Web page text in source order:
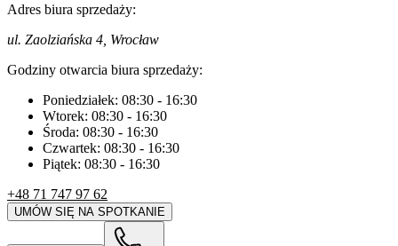
Adres biura sprzedaży:
ul. Zaolziańska 4, Wrocław
Godziny otwarcia biura sprzedaży:
Poniedziałek: 08:30 - 16:30
Wtorek: 08:30 - 16:30
Środa: 08:30 - 16:30
Czwartek: 08:30 - 16:30
Piątek: 08:30 - 16:30
+48 71 747 97 62
UMÓW SIĘ NA SPOTKANIE